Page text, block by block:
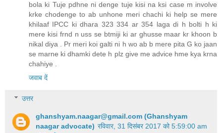
bola ki Tuje pdhne ni denge tuje kisi na ksi case m involve
krke chodenge to ab unhone meri chachi ki help se mere
khilaaf IPCC ki dhara 323 334 ar 354 laga di h bolti h ki
mere kisi frnd n uss se btmiji ki ar ghusse maar kr khoon b
nikal diya . Pr meri koi galti ni h wo ab b mere pita G ko jaan
se marne ki dhamki dete h plz give me advice hme kya krna
chahiye .
जवाब दें
उत्तर
ghanshyam.naagar@gmail.com (Ghanshyam
naagar advocate) रविवार, 31 दिसंबर 2017 को 5:59:00 am